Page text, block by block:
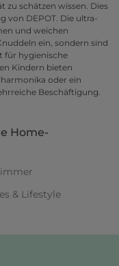
zu schätzen wissen. Dies
von DEPOT. Die ultra-
und weichen
ein, sondern sind
für hygienische
Kindern bieten
oder ein
Beschäftigung.
Home-
& Lifestyle